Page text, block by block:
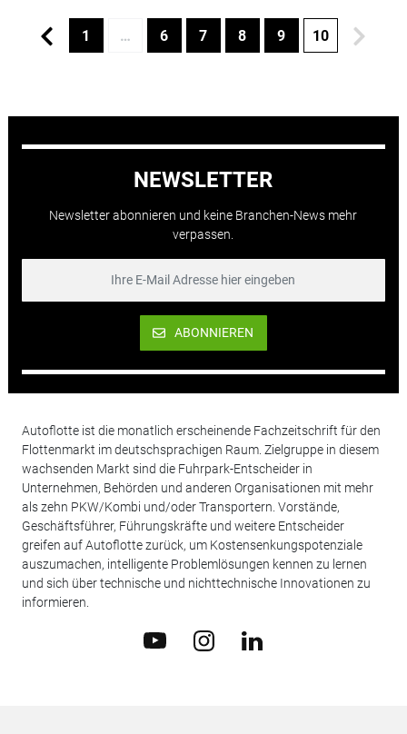
1 … 6 7 8 9 10
NEWSLETTER
Newsletter abonnieren und keine Branchen-News mehr
verpassen.
ABONNIEREN
Autoflotte ist die monatlich erscheinende Fachzeitschrift für den
Flottenmarkt im deutschsprachigen Raum. Zielgruppe in diesem
wachsenden Markt sind die Fuhrpark-Entscheider in
Unternehmen, Behörden und anderen Organisationen mit mehr
als zehn PKW/Kombi und/oder Transportern. Vorstände,
Geschäftsführer, Führungskräfte und weitere Entscheider
greifen auf Autoflotte zurück, um Kostensenkungspotenziale
auszumachen, intelligente Problemlösungen kennen zu lernen
und sich über technische und nichttechnische Innovationen zu
informieren.